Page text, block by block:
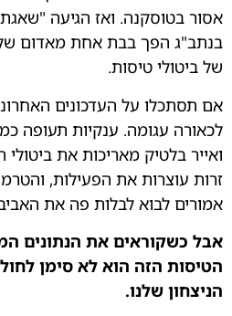
אסור בטוסקנה. ואז הגיעה
בנתב"ג הפך בבת אחת מאדום
של ביטולי טיסות.
אם תסתכלו על העדכונים
ואייר בלטיק מאריכות את
זרות עוצרות את הפעילות,
אמורים לבוא לבלות פה את
אבל כשקוראים את הנתונים
הטיסות הזה הוא לא סימן
הניצחון שלנו.